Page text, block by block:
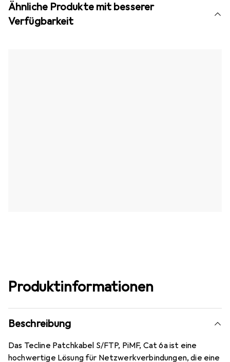
Ähnliche Produkte mit besserer
Verfügbarkeit
Produktinformationen
Beschreibung
Das Tecline Patchkabel S/FTP, PiMF, Cat 6a ist eine
hochwertige Lösung für Netzwerkverbindungen, die eine